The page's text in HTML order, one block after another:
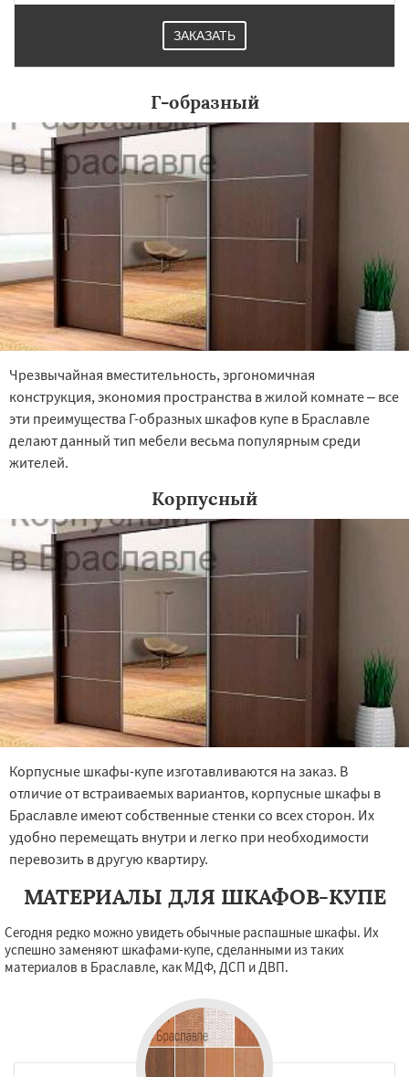
ЗАКАЗАТЬ
Г-образный
Чрезвычайная вместительность, эргономичная
конструкция, экономия пространства в жилой комнате – все
эти преимущества Г-образных шкафов купе в Браславле
делают данный тип мебели весьма популярным среди
жителей.
Корпусный
Корпусные шкафы-купе изготавливаются на заказ. В
отличие от встраиваемых вариантов, корпусные шкафы в
Браславле имеют собственные стенки со всех сторон. Их
удобно перемещать внутри и легко при необходимости
перевозить в другую квартиру.
МАТЕРИАЛЫ ДЛЯ ШКАФОВ-КУПЕ
Сегодня редко можно увидеть обычные распашные шкафы. Их
успешно заменяют шкафами-купе, сделанными из таких
материалов в Браславле, как МДФ, ДСП и ДВП.